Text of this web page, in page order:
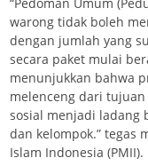
warong tidak boleh
dengan jumlah yang
secara paket mulai
menunjukkan bahwa
melenceng dari
sosial menjadi ladang
dan kelompok.” tegas
Islam Indonesia (PMII).